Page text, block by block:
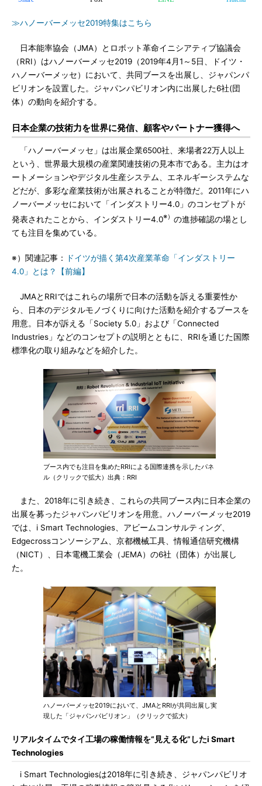
≫ハノーバーメッセ2019特集はこちら
日本能率協会（JMA）とロボット革命イニシアティブ協議会
（RRI）はハノーバーメッセ2019（2019年4月1～5日、ドイツ・
ハノーバーメッセ）において、共同ブースを出展し、ジャパンパ
ビリオンを設置した。ジャパンパビリオン内に出展した6社(団
体）の動向を紹介する。
日本企業の技術力を世界に発信、顧客やパートナー獲得へ
「ハノーバーメッセ」は出展企業6500社、来場者22万人以上
という、世界最大規模の産業関連技術の見本市である。主力はオ
ートメーションやデジタル生産システム、エネルギーシステムな
どだが、多彩な産業技術が出展されることが特徴だ。2011年にハ
ノーバーメッセにおいて「インダストリー4.0」のコンセプトが
発表されたことから、インダストリー4.0※） の進捗確認の場とし
ても注目を集めている。
※）関連記事：
ドイツが描く第4次産業革命「インダストリー
4.0」とは？【前編】
JMAとRRIではこれらの場所で日本の活動を訴える重要性か
ら、日本のデジタルモノづくりに向けた活動を紹介するブースを
用意。日本が訴える「Society 5.0」および「Connected
Industries」などのコンセプトの説明とともに、RRIを通じた国際
標準化の取り組みなどを紹介した。
ブース内でも注目を集めたRRIによる国際連携を示したパネ
ル（クリックで拡大）出典：RRI
また、2018年に引き続き、これらの共同ブース内に日本企業の
出展を募ったジャパンパビリオンを用意。ハノーバーメッセ2019
では、i Smart Technologies、アビームコンサルティング、
Edgecrossコンソーシアム、京都機械工具、情報通信研究機構
（NICT）、日本電機工業会（JEMA）の6社（団体）が出展し
た。
ハノーバーメッセ2019において、JMAとRRIが共同出展し実
現した「ジャパンパビリオン」（クリックで拡大）
リアルタイムでタイ工場の稼働情報を“見える化”したi Smart
Technologies
i Smart Technologiesは2018年に引き続き、ジャパンパビリオ